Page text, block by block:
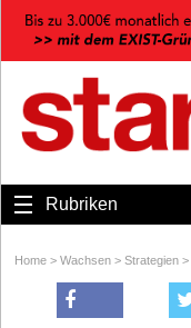
Rubriken
Home > Wachsen > Strategien >